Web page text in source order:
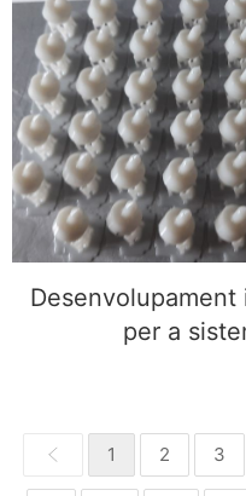
Desenvolupament i
per a
1 2 3